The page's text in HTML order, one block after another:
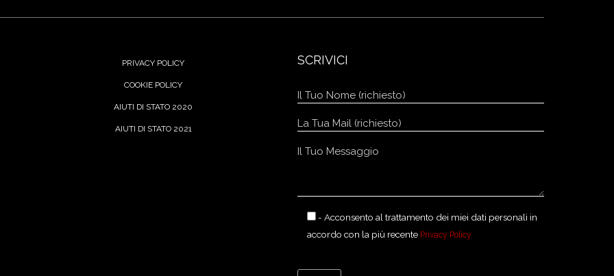
PRIVACY POLICY
COOKIE POLICY
AIUTI DI STATO 2020
AIUTI DI STATO 2021
SCRIVICI
- Acconsento al trattamento dei miei dati personali in
accordo con la più recente Privacy Policy